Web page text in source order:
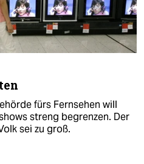
fürs Fernsehen will
streng begrenzen. Der
sei zu groß.